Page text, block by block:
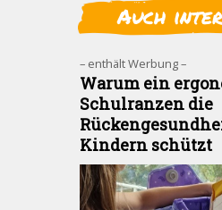
Auch
– enthält Werbung –
Warum ein
Schulranzen die
Kindern schützt